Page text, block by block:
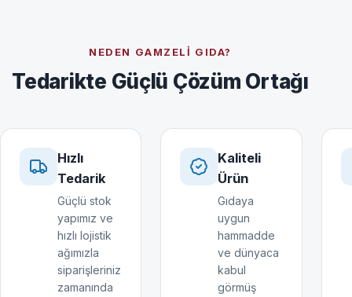
NEDEN GAMZELI GIDA?
Tedarikte Güçlü Çözüm Ortağı
Hızlı
Tedarik
Güçlü stok
yapımız ve
hızlı lojistik
ağımızla
siparişleriniz
zamanında
Kaliteli
Ürün
Gıdaya
uygun
hammadde
ve dünyaca
kabul
görmüş